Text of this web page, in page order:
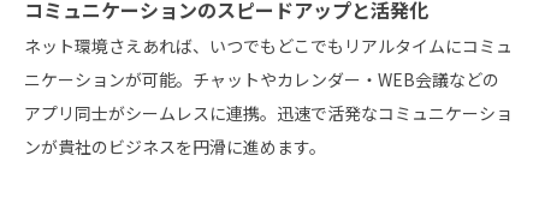
コミュニケーションのスピードアップと活発化
ネット環境さえあれば、いつでもどこでもリアルタイムにコミュ
ニケーションが可能。チャットやカレンダー・WEB会議などの
アプリ同士がシームレスに連携。迅速で活発なコミュニケーショ
ンが貴社のビジネスを円滑に進めます。